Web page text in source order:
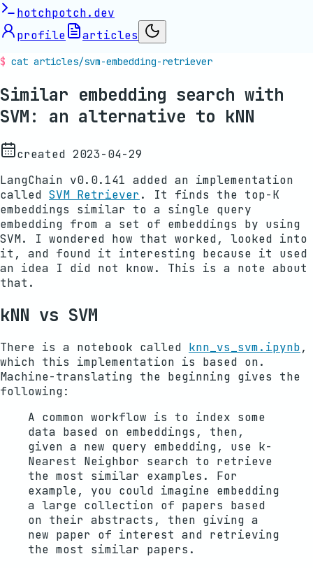
hotchpotch.dev
profile
articles
cat articles/svm-embedding-retriever
Similar embedding search with
SVM: an alternative to kNN
created 2023-04-29
LangChain v0.0.141 added an implementation
called SVM Retriever. It finds the top-K
embeddings similar to a single query
embedding from a set of embeddings by using
SVM. I wondered how that worked, looked into
it, and found it interesting because it used
an idea I did not know. This is a note about
that.
kNN vs SVM
There is a notebook called knn_vs_svm.ipynb,
which this implementation is based on.
Machine-translating the beginning gives the
following:
A common workflow is to index some
data based on embeddings, then,
given a new query embedding, use k-
Nearest Neighbor search to retrieve
the most similar examples. For
example, you could imagine embedding
a large collection of papers based
on their abstracts, then giving a
new paper of interest and retrieving
the most similar papers.